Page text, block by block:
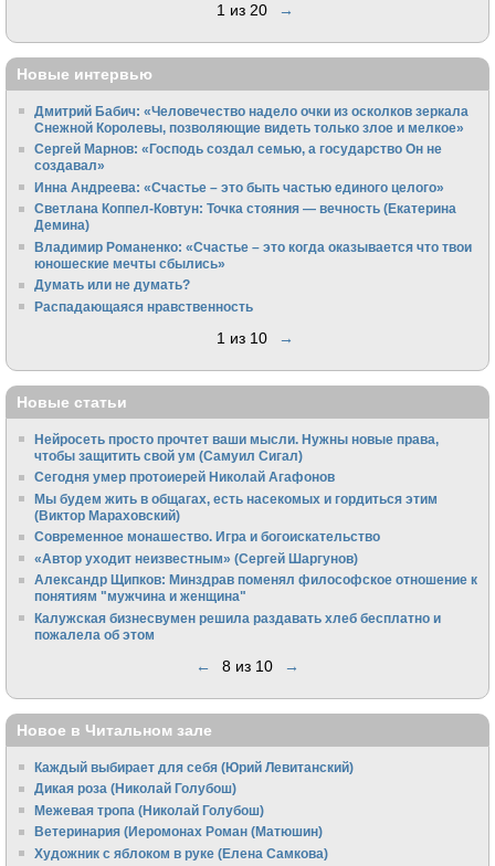
1 из 20 →
Новые интервью
Дмитрий Бабич: «Человечество надело очки из осколков зеркала
Снежной Королевы, позволяющие видеть только злое и мелкое»
Сергей Марнов: «Господь создал семью, а государство Он не
создавал»
Инна Андреева: «Счастье – это быть частью единого целого»
Светлана Коппел-Ковтун: Точка стояния — вечность (Екатерина
Демина)
Владимир Романенко: «Счастье – это когда оказывается что твои
юношеские мечты сбылись»
Думать или не думать?
Распадающаяся нравственность
1 из 10 →
Новые статьи
Нейросеть просто прочтет ваши мысли. Нужны новые права,
чтобы защитить свой ум (Самуил Сигал)
Сегодня умер протоиерей Николай Агафонов
Мы будем жить в общагах, есть насекомых и гордиться этим
(Виктор Мараховский)
Cовременное монашество. Игра и богоискательство
«Автор уходит неизвестным» (Сергей Шаргунов)
Александр Щипков: Минздрав поменял философское отношение к
понятиям "мужчина и женщина"
Калужская бизнесвумен решила раздавать хлеб бесплатно и
пожалела об этом
← 8 из 10 →
Новое в Читальном зале
Каждый выбирает для себя (Юрий Левитанский)
Дикая роза (Николай Голубош)
Межевая тропа (Николай Голубош)
Ветеринария (Иеромонах Роман (Матюшин)
Художник с яблоком в руке (Елена Самкова)